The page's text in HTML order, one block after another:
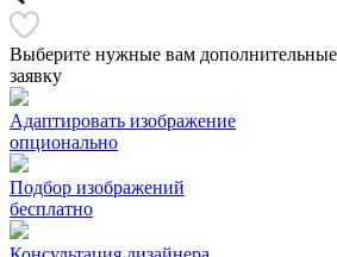
Выберите нужные вам дополнительные
заявку
Адаптировать изображение
опционально
Подбор изображений
бесплатно